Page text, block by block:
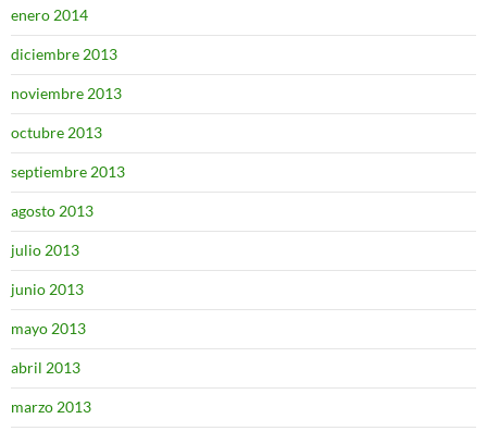
enero 2014
diciembre 2013
noviembre 2013
octubre 2013
septiembre 2013
agosto 2013
julio 2013
junio 2013
mayo 2013
abril 2013
marzo 2013